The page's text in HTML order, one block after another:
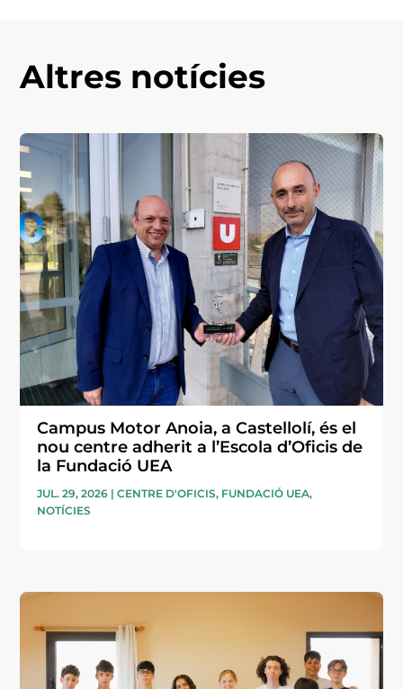
Altres notícies
Campus Motor Anoia, a Castellolí, és el
nou centre adherit a l’Escola d’Oficis de
la Fundació UEA
JUL. 29, 2026 |CENTRE D'OFICIS, FUNDACIÓ UEA,
NOTÍCIES